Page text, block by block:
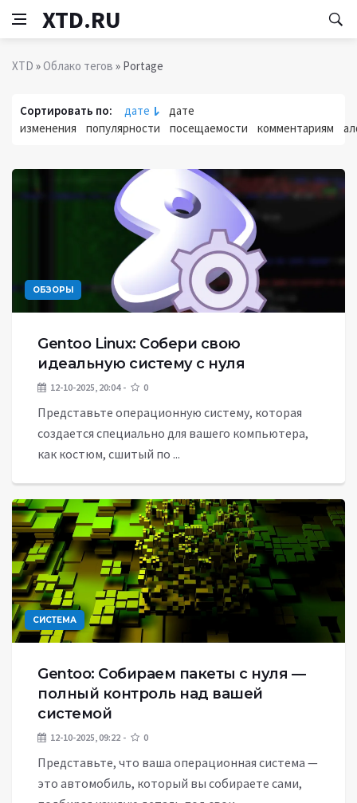
XTD.RU
XTD »Облако тегов » Portage
Сортировать по: дате
дате
изменения
популярности посещаемости комментариям
ОБЗОРЫ
Gentoo Linux: Собери свою
идеальную систему с нуля
12-10-2025, 20:04 0
Представьте операционную систему, которая
создается специально для вашего компьютера,
как костюм, сшитый по ...
СИСТЕМА
Gentoo: Собираем пакеты с нуля —
полный контроль над вашей
системой
12-10-2025, 09:22 0
Представьте, что ваша операционная система —
это автомобиль, который вы собираете сами,